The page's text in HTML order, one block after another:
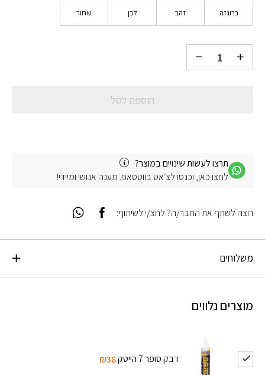
ברונזה זהב לבן שחור
הוספה לסל
תרצו לעשות שינויים במוצר?
לחצו כאן, וכנסו לצ׳אט בווטסאפ. מענה אנושי ומיידי!
משלוחים
מוצרים נלווים
דבק סופר 7 הייטק ₪38
רוצה לשתף את החבר/ה? לחצ/י לשיתוף: